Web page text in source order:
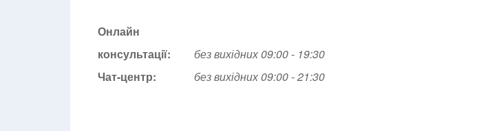
Онлайн
консультації:
без вихідних 09:00 - 19:30
Чат-центр:
без вихідних 09:00 - 21:30